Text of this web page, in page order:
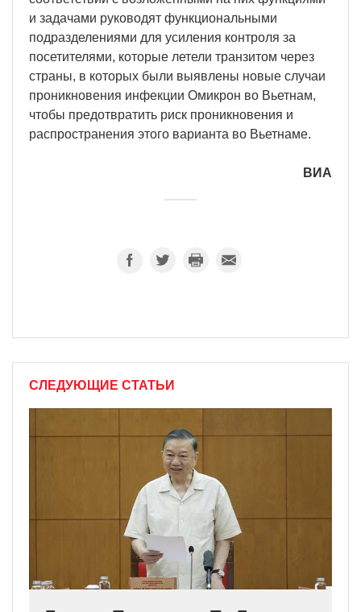
и задачами руководят функциональными
подразделениями для усиления контроля за
посетителями, которые летели транзитом через
страны, в которых были выявлены новые случаи
проникновения инфекции Омикрон во Вьетнам,
чтобы предотвратить риск проникновения и
распространения этого варианта во Вьетнаме.
ВИА
СЛЕДУЮЩИЕ СТАТЬИ